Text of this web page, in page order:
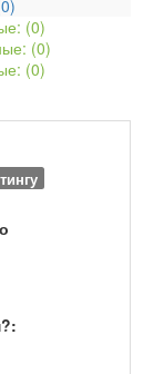
0)
(0)
(0)
(0)